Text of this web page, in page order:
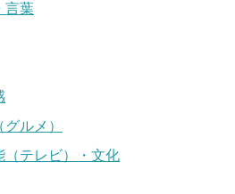
言葉
ルメ）
（テレビ）・文化